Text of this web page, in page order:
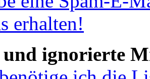
erhalten!
und ignorierte